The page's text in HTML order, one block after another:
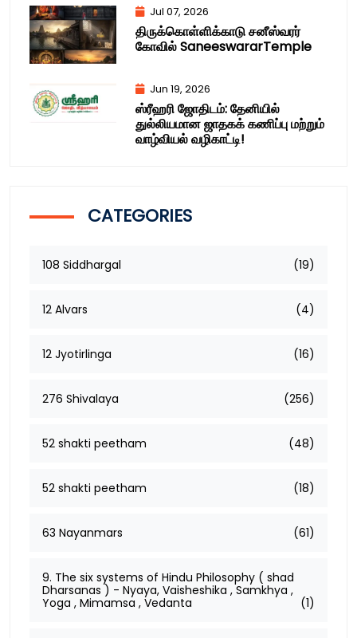
Jul 07, 2026
திருக்கொள்ளிக்காடு சனீஸ்வரர்
கோவில் SaneeswararTemple
Jun 19, 2026
ஸ்ரீஹரி ஜோதிடம்: தேனியில்
துல்லியமான ஜாதகக் கணிப்பு மற்றும்
வாழ்வியல் வழிகாட்டி!
CATEGORIES
108 Siddhargal (19)
12 Alvars (4)
12 Jyotirlinga (16)
276 Shivalaya (256)
52 shakti peetham (48)
52 shakti peetham (18)
63 Nayanmars (61)
9. The six systems of Hindu Philosophy ( shad
Dharsanas ) - Nyaya, Vaisheshika , Samkhya ,
Yoga , Mimamsa , Vedanta
(1)